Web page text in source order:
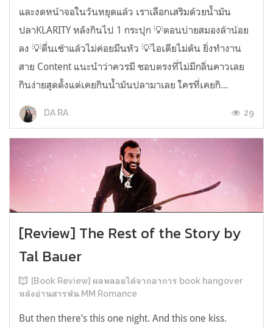
และงดหน้าจอในวันหยุดแล้ว เราเลือกเสริมด้วยน้ำมัน
ปลาKLARITY หลังกินไป 1 กระปุก 💡ตอนบ่ายสมองล้าน้อย
ลง 💡ตื่นเช้าแล้วไม่ค่อยมึนหัว 💡ไอเดียไม่ตัน ยิ่งทำงาน
สาย Content แนะนำว่าควรมี ชอบตรงที่ไม่มีกลิ่นคาวเลย
กินง่ายสุดตั้งแต่เคยกินน้ำมันปลามาเลย ใครที่เคยกิ...
DA RA 29
[Review] The Rest of the Story by
Tal Bauer
[Book Review] ผลพลอยได้จากอาการ book hangover
หลังอ่านสารพัน MM Romance
But then there’s this one night. And this one kiss.